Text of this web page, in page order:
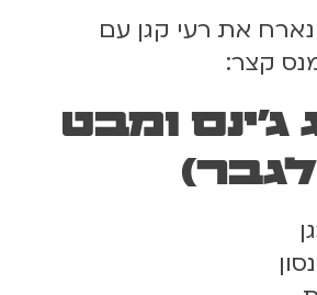
את רעי קגן עם
קצר:
ג'ינס ומבט
לגבר)